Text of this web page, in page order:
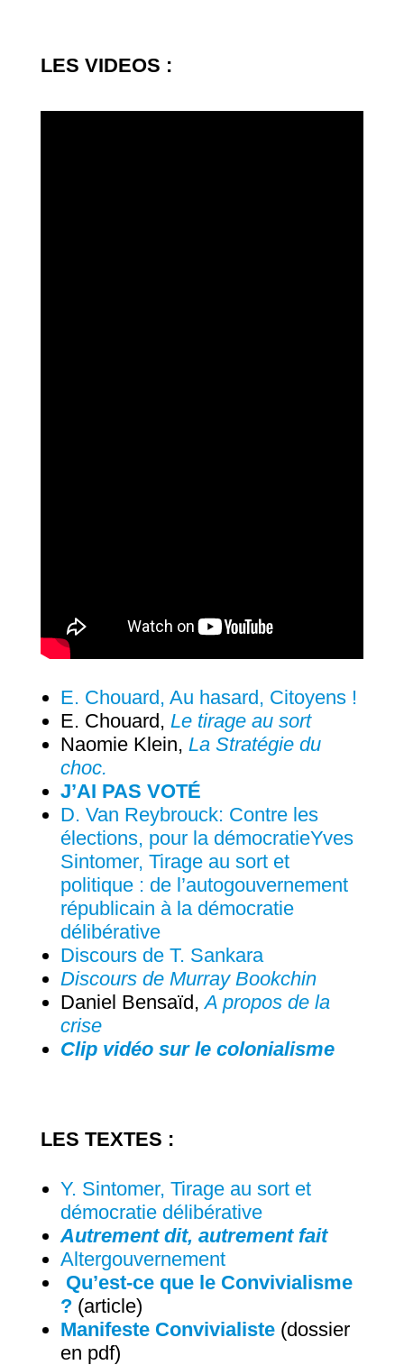
LES VIDEOS :
E. Chouard, Au hasard, Citoyens !
E. Chouard, Le tirage au sort
Naomie Klein, La Stratégie du
choc.
J’AI PAS VOTÉ
D. Van Reybrouck: Contre les
élections, pour la démocratieYves
Sintomer, Tirage au sort et
politique : de l’autogouvernement
républicain à la démocratie
délibérative
Discours de T. Sankara
Discours de Murray Bookchin
Daniel Bensaïd,A propos de la
crise
Clip vidéo sur le colonialisme
LES TEXTES :
Y. Sintomer, Tirage au sort et
démocratie délibérative
Autrement dit, autrement fait
Altergouvernement
Qu’est-ce que le Convivialisme
?(article)
Manifeste Convivialiste(dossier
en pdf)